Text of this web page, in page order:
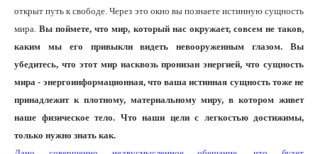
открыт путь к свободе. Через это окно вы познаете истинную сущность
мира.Вы поймете, что мир, который нас окружает, совсем не таков,
каким мы его привыкли видеть невооруженным глазом. Вы
убедитесь, что этот мир насквозь пронизан энергией, что сущность
мира - энергоинформационная, что ваша истинная сущность тоже не
принадлежит к плотному, материальному миру, в котором живет
наше физическое тело. Что наши цели с легкостью достижимы,
только нужно знать как.